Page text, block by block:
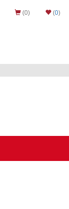
(0) (0)